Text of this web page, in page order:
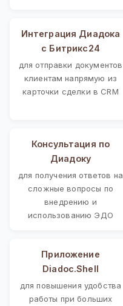
Интеграция Диадока
с Битрикс24
для отправки документов
клиентам напрямую из
карточки сделки в CRM
Консультация по
Диадоку
для получения ответов на
сложные вопросы по
внедрению и
использованию ЭДО
Приложение
Diadoc.Shell
для повышения удобства
работы при больших